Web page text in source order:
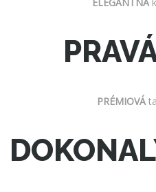
PRÉMIOVÁ